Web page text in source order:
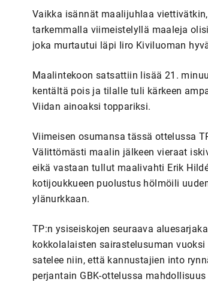
Vaikka isännät maalijuhlaa
tarkemmalla viimeistelyllä maaleja
joka murtautui läpi Iiro Kiviluoman
Maalintekoon satsattiin lisää 21.
kentältä pois ja tilalle tuli kärkeen
Viidan ainoaksi toppariksi.
Viimeisen osumansa tässä ottelussa
Välittömästi maalin jälkeen vieraat
eikä vastaan tullut maalivahti Erik
kotijoukkueen puolustus hölmöili
ylänurkkaan.
TP:n ysiseiskojen seuraava
kokkolalaisten sairastelusuman
satelee niin, että kannustajien into
perjantain GBK-ottelussa